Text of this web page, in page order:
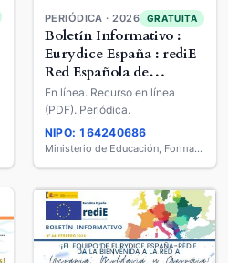
PERIÓDICA · 2026 GRATUITA
Boletín Informativo :
Eurydice España : rediE
Red Española de
Información sobre
Educación
En línea. Recurso en línea
(PDF). Periódica.
NIPO: 164240686
Ministerio de Educación, Formación Profesional y Deportes